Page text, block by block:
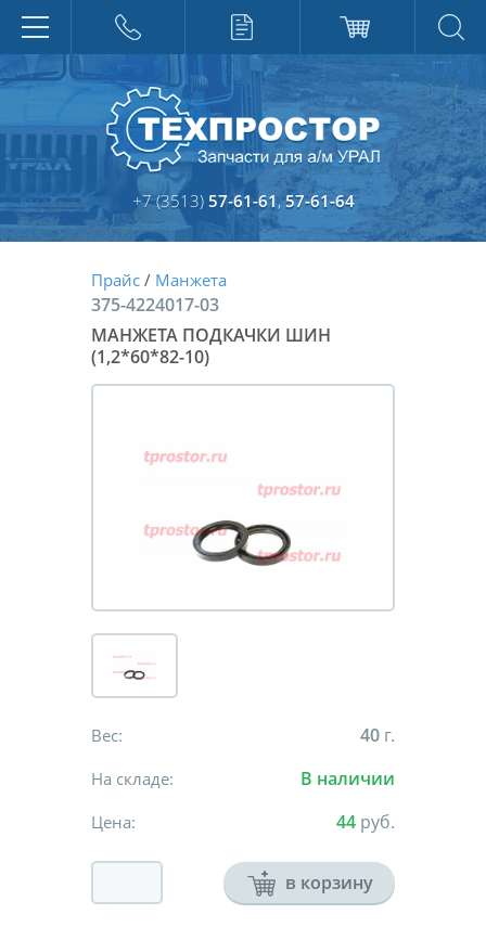
+7 (3513) 57-61-61,57-61-64
Прайс / Манжета
375-4224017-03
МАНЖЕТА ПОДКАЧКИ ШИН
(1,2*60*82-10)
Вес: 40 г.
На складе: В наличии
Цена: 44 руб.
в корзину